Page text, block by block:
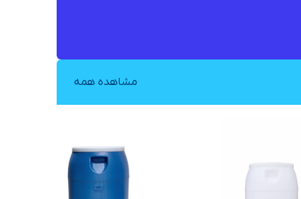
مشاهده همه